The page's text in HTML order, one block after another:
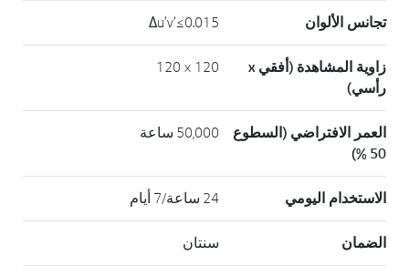
تجانس الألوان Δu’v’≤0.015
زاوية المشاهدة (أفقي x
رأسي)
120 × 120
العمر الافتراضي (السطوع
50 %)
50,000 ساعة
الاستخدام اليومي 24 ساعة/7 أيام
الضمان سنتان